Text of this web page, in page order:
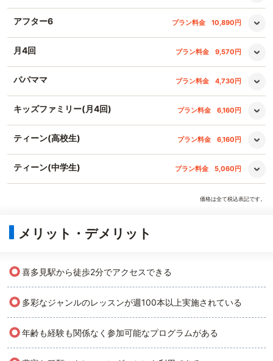
アフター6 プラン料金 10,890円
月4回 プラン料金 9,570円
パパママ プラン料金 4,730円
キッズファミリー(月4回) プラン料金 6,160円
ティーン(高校生) プラン料金 6,160円
ティーン(中学生) プラン料金 5,060円
価格は全て税込表記です。
メリット・デメリット
○喜多見駅から徒歩2分でアクセスできる
○ 多彩なジャンルのレッスンが週100本以上実施されている
○年齢も経験も関係なく参加可能なプログラムがある